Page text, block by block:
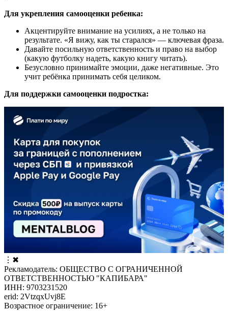
Для укрепления самооценки ребенка:
Акцентируйте внимание на усилиях, а не только на
результате. «Я вижу, как ты старался» — ключевая фраза.
Давайте посильную ответственность и право на выбор
(какую футболку надеть, какую книгу читать).
Безусловно принимайте эмоции, даже негативные. Это
учит ребёнка принимать себя целиком.
Для поддержки самооценки подростка:
⋮ ✖
Рекламодатель: ОБЩЕСТВО С ОГРАНИЧЕННОЙ
ОТВЕТСТВЕННОСТЬЮ "КАПИБАРА"
ИНН: 9703231520
erid: 2VtzqxUvj8E
Возрастное ограничение: 16+